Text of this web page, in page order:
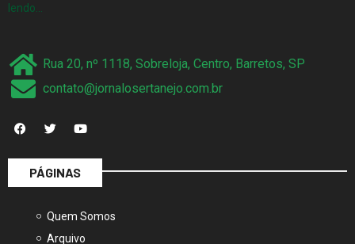
lendo…
Rua 20, nº 1118, Sobreloja, Centro, Barretos, SP
contato@jornalosertanejo.com.br
PÁGINAS
Quem Somos
Arquivo